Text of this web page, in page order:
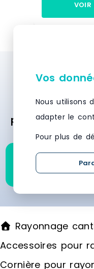
injecté -VOIR
Besoin d’un
personnalisées
en
Rayonnage
Accessoires pour
Cornière pour
Vos
Nous utilisons
adapter le
Pour plus de